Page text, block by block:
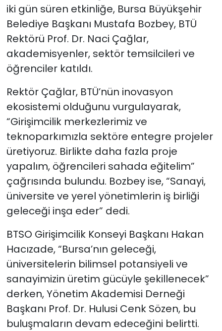
iki gün süren etkinliğe, Bursa Büyükşehir
Belediye Başkanı Mustafa Bozbey, BTÜ
Rektörü Prof. Dr. Naci Çağlar,
akademisyenler, sektör temsilcileri ve
öğrenciler katıldı.
Rektör Çağlar, BTÜ’nün inovasyon
ekosistemi olduğunu vurgulayarak,
“Girişimcilik merkezlerimiz ve
teknoparkımızla sektöre entegre projeler
üretiyoruz. Birlikte daha fazla proje
yapalım, öğrencileri sahada eğitelim”
çağrısında bulundu. Bozbey ise, “Sanayi,
üniversite ve yerel yönetimlerin iş birliği
geleceği inşa eder” dedi.
BTSO Girişimcilik Konseyi Başkanı Hakan
Hacızade, “Bursa’nın geleceği,
üniversitelerin bilimsel potansiyeli ve
sanayimizin üretim gücüyle şekillenecek”
derken, Yönetim Akademisi Derneği
Başkanı Prof. Dr. Hulusi Cenk Sözen, bu
buluşmaların devam edeceğini belirtti.
TÜRKiYE
Video Galeri
YAŞAM
Yazarlar